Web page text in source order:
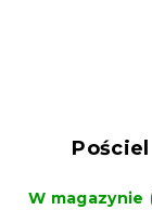
Pościel
W magazynie